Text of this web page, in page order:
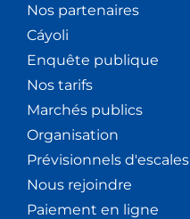
Nos partenaires
Cáyoli
Enquête publique
Nos tarifs
Marchés publics
Organisation
Prévisionnels d'escales
Nous rejoindre
Paiement en ligne